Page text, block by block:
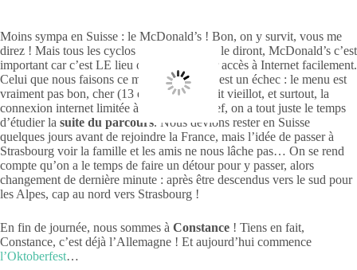
Moins sympa en Suisse : le McDonald’s ! Bon, on y survit, vous me
direz ! Mais tous les cyclos en Europe vous le diront, McDonald’s c’est
important car c’est LE lieu où on peut avoir accès à Internet facilement.
Celui que nous faisons ce midi là en Suisse est un échec : le menu est
vraiment pas bon, cher (13 euros !), l’endroit vieillot, et surtout, la
connexion internet limitée à 1h par jour. Bref, on a tout juste le temps
d’étudier la suite du parcours. Nous devions rester en Suisse
quelques jours avant de rejoindre la France, mais l’idée de passer à
Strasbourg voir la famille et les amis ne nous lâche pas… On se rend
compte qu’on a le temps de faire un détour pour y passer, alors
changement de dernière minute : après être descendus vers le sud pour
les Alpes, cap au nord vers Strasbourg !
En fin de journée, nous sommes à Constance ! Tiens en fait,
Constance, c’est déjà l’Allemagne ! Et aujourd’hui commence
l’Oktoberfest…